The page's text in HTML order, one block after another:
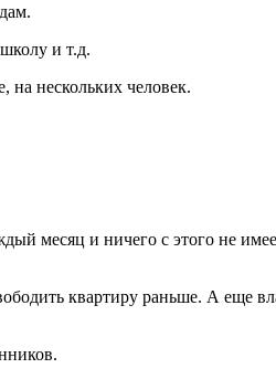
и т.д.
нескольких человек.
месяц и ничего с этого не
квартиру раньше. А еще